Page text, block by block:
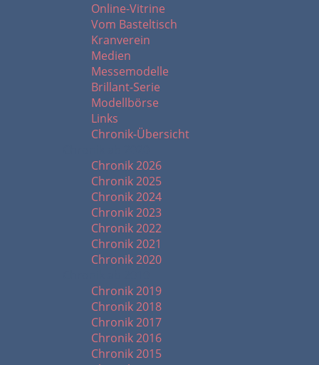
Online-Vitrine
Vom Basteltisch
Kranverein
Medien
Messemodelle
Brillant-Serie
Modellbörse
Links
Chronik-Übersicht
Chronik 2026
Chronik 2025
Chronik 2024
Chronik 2023
Chronik 2022
Chronik 2021
Chronik 2020
Chronik 2019
Chronik 2018
Chronik 2017
Chronik 2016
Chronik 2015